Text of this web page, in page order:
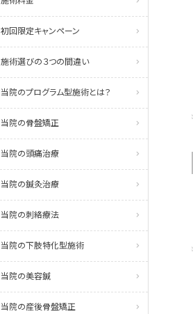
初回限定キャンペーン
施術選びの３つの間違い
当院のプログラム型施術とは？
当院の骨盤矯正
当院の頭痛治療
当院の鍼灸治療
当院の刺絡療法
当院の下肢特化型施術
当院の美容鍼
当院の産後骨盤矯正